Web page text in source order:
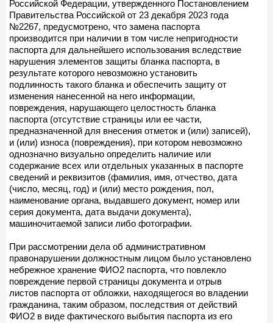
Российской Федерации, утвержденного Постановлением
Правительства Российской от 23 декабря 2023 года
№2267, предусмотрено, что замена паспорта
производится при наличии в том числе непригодности
паспорта для дальнейшего использования вследствие
нарушения элементов защиты бланка паспорта, в
результате которого невозможно установить
подлинность такого бланка и обеспечить защиту от
изменения нанесенной на него информации,
повреждения, нарушающего целостность бланка
паспорта (отсутствие страницы или ее части,
предназначенной для внесения отметок и (или) записей),
и (или) износа (повреждения), при котором невозможно
однозначно визуально определить наличие или
содержание всех или отдельных указанных в паспорте
сведений и реквизитов (фамилия, имя, отчество, дата
(число, месяц, год) и (или) место рождения, пол,
наименование органа, выдавшего документ, номер или
серия документа, дата выдачи документа),
машиночитаемой записи либо фотографии.
При рассмотрении дела об административном
правонарушении должностным лицом было установлено
небрежное хранение ФИО2 паспорта, что повлекло
повреждение первой страницы документа и отрыв
листов паспорта от обложки, находящегося во владении
гражданина, таким образом, последствия от действий
ФИО2 в виде фактического выбытия паспорта из его